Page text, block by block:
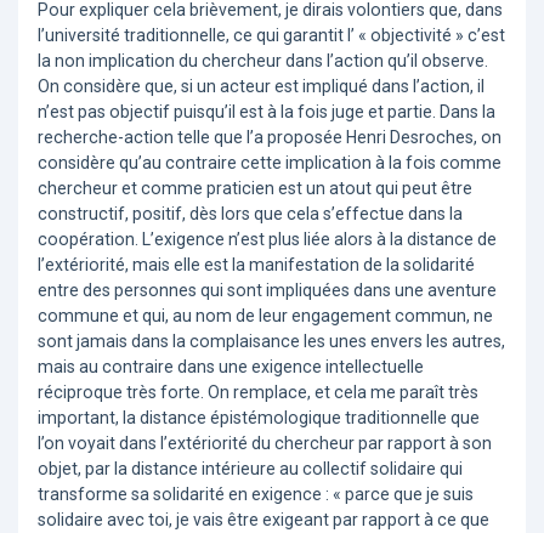
Pour expliquer cela brièvement, je dirais volontiers que, dans
l’université traditionnelle, ce qui garantit l’ « objectivité » c’est
la non implication du chercheur dans l’action qu’il observe.
On considère que, si un acteur est impliqué dans l’action, il
n’est pas objectif puisqu’il est à la fois juge et partie. Dans la
recherche-action telle que l’a proposée Henri Desroches, on
considère qu’au contraire cette implication à la fois comme
chercheur et comme praticien est un atout qui peut être
constructif, positif, dès lors que cela s’effectue dans la
coopération. L’exigence n’est plus liée alors à la distance de
l’extériorité, mais elle est la manifestation de la solidarité
entre des personnes qui sont impliquées dans une aventure
commune et qui, au nom de leur engagement commun, ne
sont jamais dans la complaisance les unes envers les autres,
mais au contraire dans une exigence intellectuelle
réciproque très forte. On remplace, et cela me paraît très
important, la distance épistémologique traditionnelle que
l’on voyait dans l’extériorité du chercheur par rapport à son
objet, par la distance intérieure au collectif solidaire qui
transforme sa solidarité en exigence : « parce que je suis
solidaire avec toi, je vais être exigeant par rapport à ce que